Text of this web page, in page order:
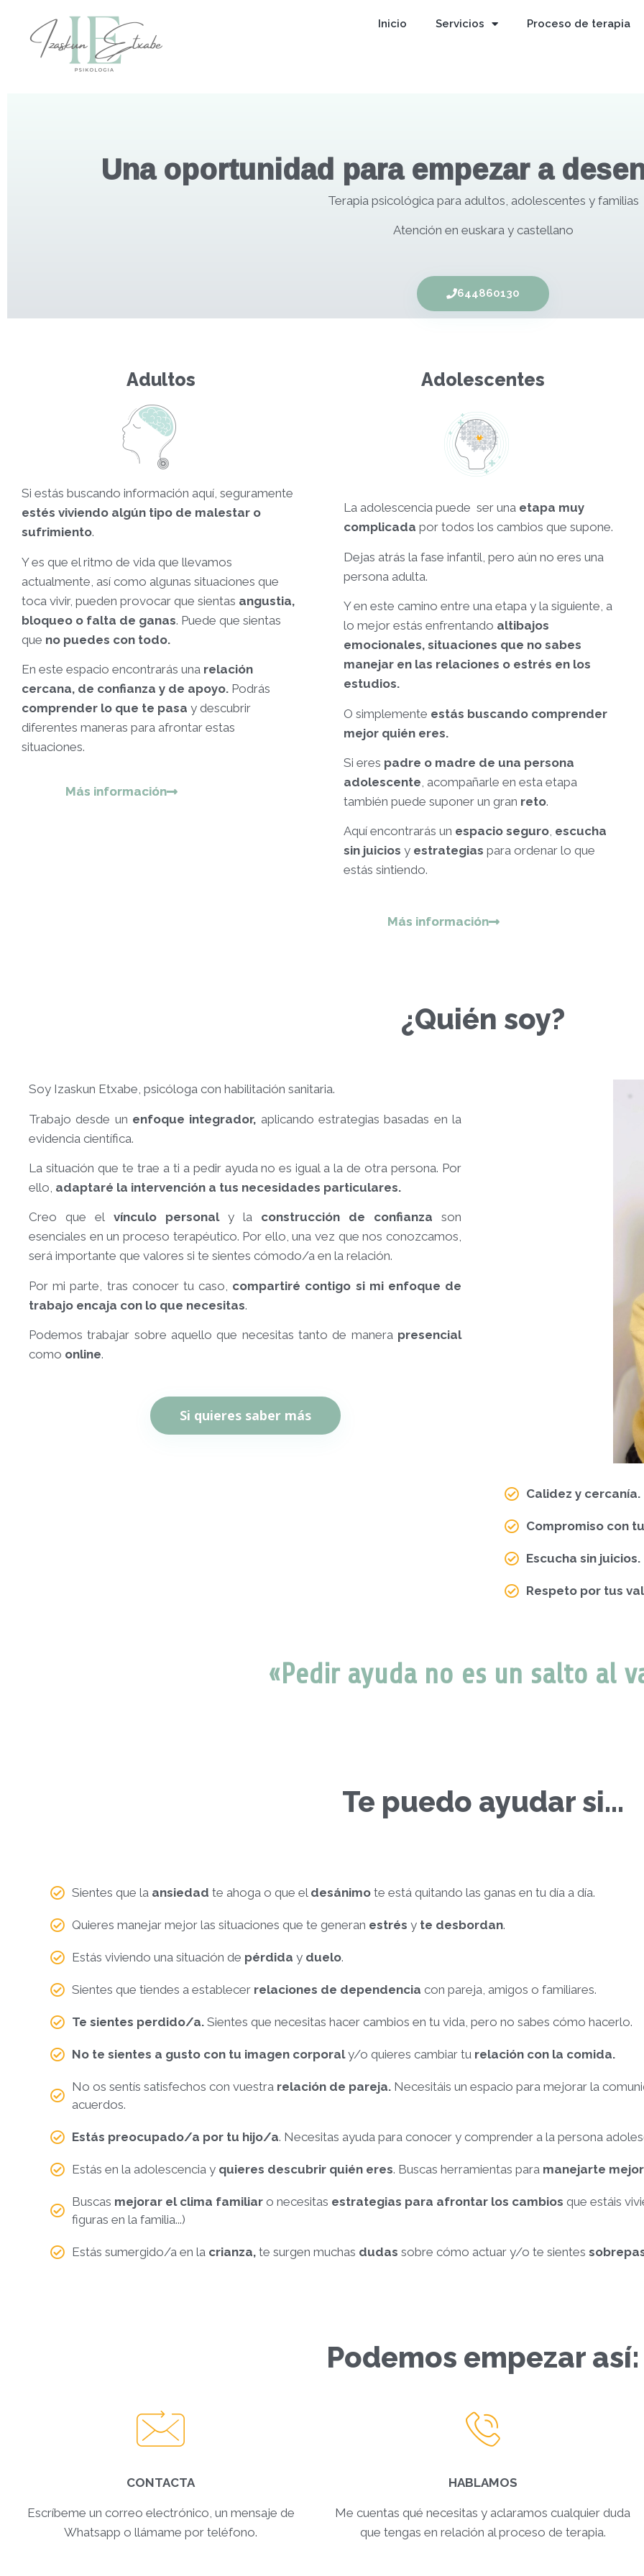
Inicio Servicios Proceso de terapia
Una oportunidad para empezar a
Terapia psicológica para adultos, adolescentes y familias
Atención en euskara y castellano
644860130
Adultos
Si estás buscando información aquí, seguramente
estés viviendo algún tipo de malestar o
sufrimiento.
Y es que el ritmo de vida que llevamos
actualmente, así como algunas situaciones que
toca vivir, pueden provocar que sientas angustia,
bloqueo o falta de ganas. Puede que sientas
que no puedes con todo.
En este espacio encontrarás una relación
cercana, de confianza y de apoyo. Podrás
comprender lo que te pasa y descubrir
diferentes maneras para afrontar estas
situaciones.
Más información
Adolescentes
La adolescencia puede ser una etapa muy
complicada por todos los cambios que supone.
Dejas atrás la fase infantil, pero aún no eres una
persona adulta.
Y en este camino entre una etapa y la siguiente, a
lo mejor estás enfrentando altibajos
emocionales, situaciones que no sabes
manejar en las relaciones o estrés en los
estudios.
O simplemente estás buscando comprender
mejor quién eres.
Si eres padre o madre de una persona
adolescente , acompañarle en esta etapa
también puede suponer un gran reto.
Aquí encontrarás un espacio seguro, escucha
sin juicios y estrategias para ordenar lo que
estás sintiendo.
Más información
¿Quién soy?
Soy Izaskun Etxabe, psicóloga con habilitación sanitaria.
Trabajo desde un enfoque integrador, aplicando estrategias basadas en la
evidencia científica.
La situación que te trae a ti a pedir ayuda no es igual a la de otra persona. Por
ello, adaptaré la intervención a tus necesidades particulares.
Creo que el vínculo personaly la construcción de confianza son
esenciales en un proceso terapéutico. Por ello, una vez que nos conozcamos,
será importante que valores si te sientes cómodo/a en la relación.
Por mi parte, tras conocer tu caso, compartiré contigo si mi enfoque de
trabajo encaja con lo que necesitas.
Podemos trabajar sobre aquello que necesitas tanto de manera presencial
como online.
Si quieres saber más
Calidez y cercanía.
Compromiso con
Escucha sin juicios.
Respeto por tus
«Pedir ayuda no es un salto al
Te puedo ayudar si...
Sientes que la ansiedad te ahoga o que el desánimo te está quitando las ganas en tu día a día.
Quieres manejar mejor las situaciones que te generan estrés y te desbordan.
Estás viviendo una situación de pérdida y duelo.
Sientes que tiendes a establecer relaciones de dependencia con pareja, amigos o familiares.
Te sientes perdido/a. Sientes que necesitas hacer cambios en tu vida, pero no sabes cómo hacerlo.
No te sientes a gusto con tu imagen corporaly/o quieres cambiar tu relación con la comida.
No os sentís satisfechos con vuestra relación de pareja. Necesitáis un espacio para mejorar la
acuerdos.
Estás preocupado/a por tu hijo/a. Necesitas ayuda para conocer y comprender a la persona
Estás en la adolescencia y quieres descubrir quién eres. Buscas herramientas para manejarte
Buscas mejorar el clima familiar o necesitas estrategias para afrontar los cambios que estáis
figuras en la familia...)
Estás sumergido/a en la crianza, te surgen muchas dudas sobre cómo actuar y/o te sientes
Podemos empezar así:
CONTACTA
Escríbeme un correo electrónico, un mensaje de
Whatsapp o llámame por teléfono.
HABLAMOS
Me cuentas qué necesitas y aclaramos cualquier duda
que tengas en relación al proceso de terapia.